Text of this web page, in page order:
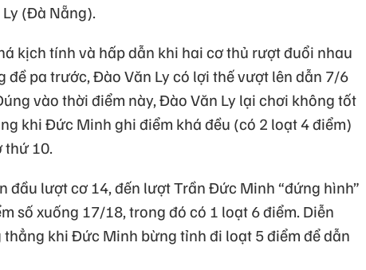
(Đà Nẵng).
kịch tính và hấp dẫn khi hai cơ thủ rượt đuổi nhau
đề pa trước, Đào Văn Ly có lợi thế vượt lên dẫn 7/6
vào thời điểm này, Đào Văn Ly lại chơi không tốt
khi Đức Minh ghi điểm khá đều (có 2 loạt 4 điểm)
thứ 10.
đầu lượt cơ 14, đến lượt Trần Đức Minh “đứng hình”
số xuống 17/18, trong đó có 1 loạt 6 điểm. Diễn
khi Đức Minh bừng tỉnh đi loạt 5 điểm để dẫn